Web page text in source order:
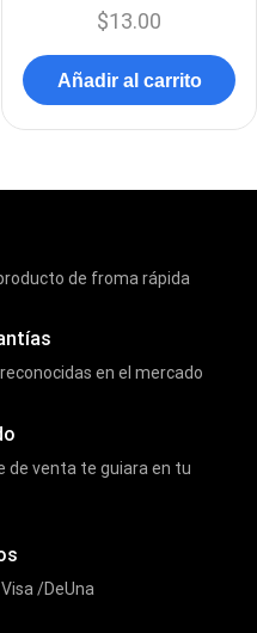
(2)
$13.00
Añadir al carrito
de froma rápida
en el mercado
de venta te guiara en tu
/DeUna